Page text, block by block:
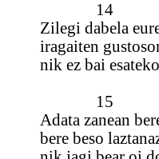
14
Zilegi dabela
iragaiten
nik ez bai
15
Adata zanean
bere beso